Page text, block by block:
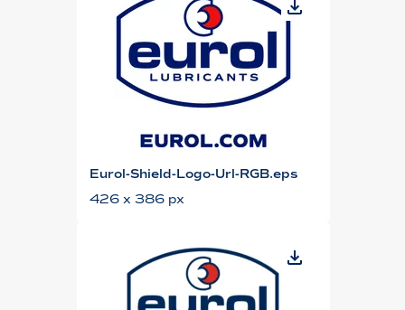
Eurol-Shield-Logo-Url-RGB.eps
426 x 386 px